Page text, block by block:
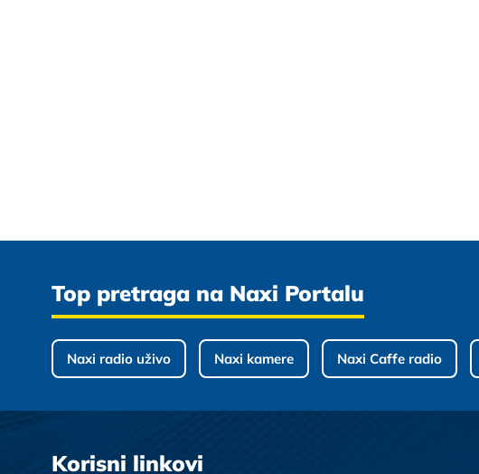
Top pretraga na Naxi Portalu
Naxi radio uživo Naxi kamere Naxi Caffe radio
Korisni linkovi